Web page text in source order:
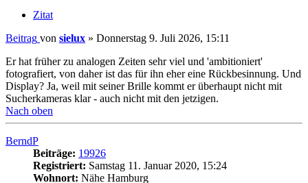
Zitat
Beitrag von sielux » Donnerstag 9. Juli 2026, 15:11
Er hat früher zu analogen Zeiten sehr viel und 'ambitioniert'
fotografiert, von daher ist das für ihn eher eine Rückbesinnung. Und
Display? Ja, weil mit seiner Brille kommt er überhaupt nicht mit
Sucherkameras klar - auch nicht mit den jetzigen.
Nach oben
BerndP
Beiträge: 19926
Registriert: Samstag 11. Januar 2020, 15:24
Wohnort: Nähe Hamburg